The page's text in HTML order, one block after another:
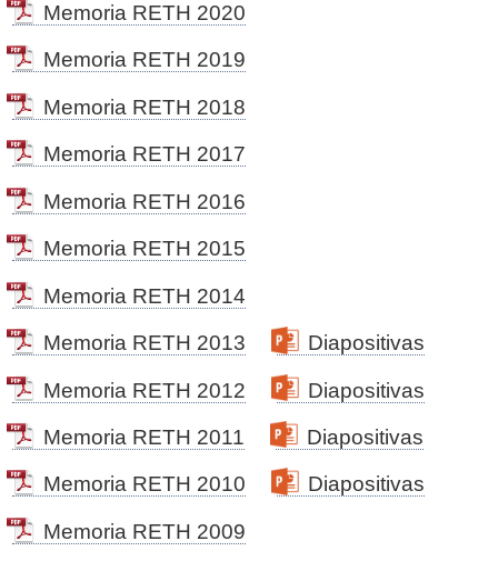
Estatutos de la SETH
Aviso legal
Becas histórico
Búsqueda de socios
Documentos de consenso
Cooperación humanitaria
Actas asamblea
Cursos y congresos
>
Guias
Normas de publicación
Formulario de solicitud de datos de la
RETH
Explotación científica
Memoria general
Contacto
Memoria RETH 2020
Memoria RETH 2019
Memoria RETH 2018
Memoria RETH 2017
Memoria RETH 2016
Memoria RETH 2015
Memoria RETH 2014
Memoria RETH 2013 Diapositivas
Memoria RETH 2012 Diapositivas
Memoria RETH 2011 Diapositivas
Memoria RETH 2010 Diapositivas
Memoria RETH 2009